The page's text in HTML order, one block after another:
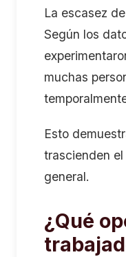
La escasez
Según los
muchas
Esto
trascienden
general.
¿Qué